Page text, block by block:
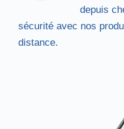
depuis
sécurité avec nos
distance.